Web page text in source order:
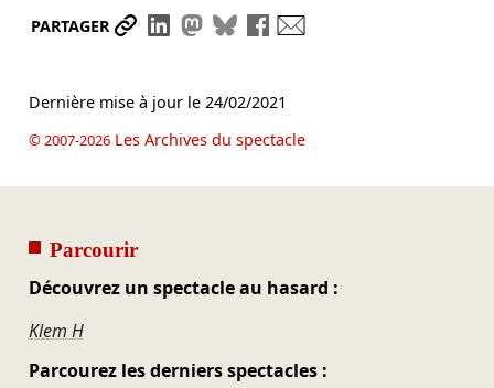
PARTAGER Partager le lien
Partager sur LinkedIn
Partager sur Mastodon
Partager sur Bluesky
Partager sur Facebook
Dernière mise à jour le 24/02/2021
© 2007-2026Les Archives du spectacle
Parcourir
Découvrez un spectacle au hasard :
Klem H
Parcourez les derniers spectacles :